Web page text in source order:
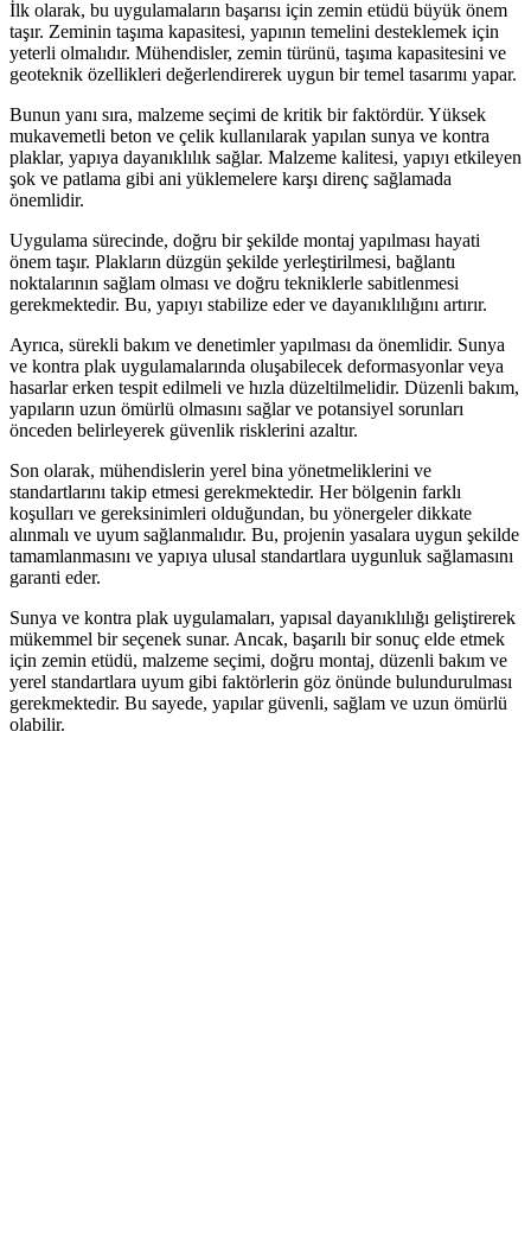
İlk olarak, bu uygulamaların başarısı için zemin etüdü büyük önem
taşır. Zeminin taşıma kapasitesi, yapının temelini desteklemek için
yeterli olmalıdır. Mühendisler, zemin türünü, taşıma kapasitesini ve
geoteknik özellikleri değerlendirerek uygun bir temel tasarımı yapar.
Bunun yanı sıra, malzeme seçimi de kritik bir faktördür. Yüksek
mukavemetli beton ve çelik kullanılarak yapılan sunya ve kontra
plaklar, yapıya dayanıklılık sağlar. Malzeme kalitesi, yapıyı etkileyen
şok ve patlama gibi ani yüklemelere karşı direnç sağlamada
önemlidir.
Uygulama sürecinde, doğru bir şekilde montaj yapılması hayati
önem taşır. Plakların düzgün şekilde yerleştirilmesi, bağlantı
noktalarının sağlam olması ve doğru tekniklerle sabitlenmesi
gerekmektedir. Bu, yapıyı stabilize eder ve dayanıklılığını artırır.
Ayrıca, sürekli bakım ve denetimler yapılması da önemlidir. Sunya
ve kontra plak uygulamalarında oluşabilecek deformasyonlar veya
hasarlar erken tespit edilmeli ve hızla düzeltilmelidir. Düzenli bakım,
yapıların uzun ömürlü olmasını sağlar ve potansiyel sorunları
önceden belirleyerek güvenlik risklerini azaltır.
Son olarak, mühendislerin yerel bina yönetmeliklerini ve
standartlarını takip etmesi gerekmektedir. Her bölgenin farklı
koşulları ve gereksinimleri olduğundan, bu yönergeler dikkate
alınmalı ve uyum sağlanmalıdır. Bu, projenin yasalara uygun şekilde
tamamlanmasını ve yapıya ulusal standartlara uygunluk sağlamasını
garanti eder.
Sunya ve kontra plak uygulamaları, yapısal dayanıklılığı geliştirerek
mükemmel bir seçenek sunar. Ancak, başarılı bir sonuç elde etmek
için zemin etüdü, malzeme seçimi, doğru montaj, düzenli bakım ve
yerel standartlara uyum gibi faktörlerin göz önünde bulundurulması
gerekmektedir. Bu sayede, yapılar güvenli, sağlam ve uzun ömürlü
olabilir.